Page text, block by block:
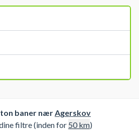
baner nærAgerskov
filtre (inden for 50km)